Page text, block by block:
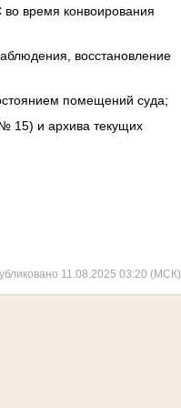
время конвоирования
восстановление
помещений суда;
15) и архива текущих
11.08.2025 03:20 (МСК)